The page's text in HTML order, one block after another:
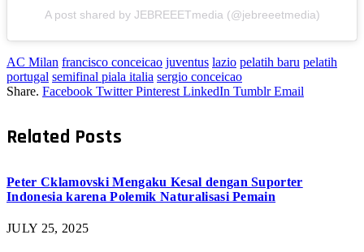
A post shared by JEBREEETmedia (@jebreeetmedia)
AC Milan francisco conceicao juventus lazio pelatih baru pelatih
portugal semifinal piala italia sergio conceicao
Share. Facebook Twitter Pinterest LinkedIn Tumblr Email
Related Posts
Peter Cklamovski Mengaku Kesal dengan Suporter
Indonesia karena Polemik Naturalisasi Pemain
JULY 25, 2025